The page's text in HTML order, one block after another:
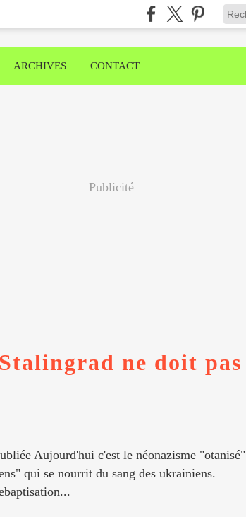
ARCHIVES CONTACT
Publicité
ne doit pas
Aujourd'hui c'est le néonazisme "otanisé"
qui se nourrit du sang des ukrainiens.